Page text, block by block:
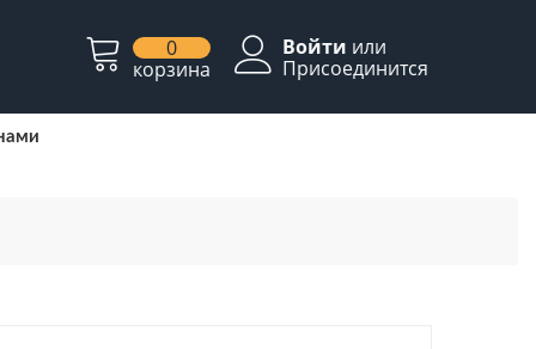
0
корзина
Войти или
Присоединится